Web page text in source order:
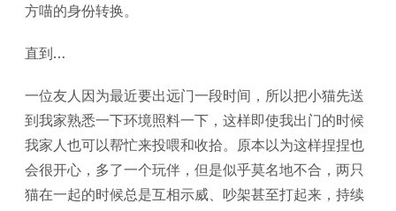
方喵的身份转换。
直到…
一位友人因为最近要出远门一段时间，所以把小猫先送
到我家熟悉一下环境照料一下，这样即使我出门的时候
我家人也可以帮忙来投喂和收拾。原本以为这样捏捏也
会很开心，多了一个玩伴，但是似乎莫名地不合，两只
猫在一起的时候总是互相示威、吵架甚至打起来，持续